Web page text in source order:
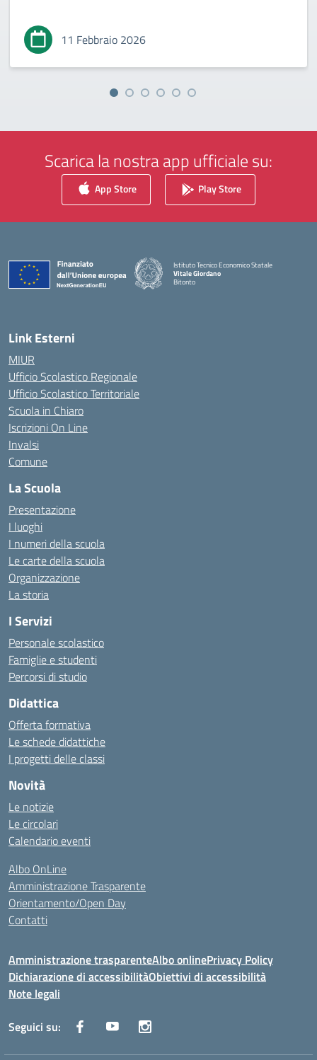
11 Febbraio 2026
Scarica la nostra app ufficiale su:
App Store Play Store
Istituto Tecnico Economico Statale
Vitale Giordano
Bitonto
Link Esterni
MIUR
Ufficio Scolastico Regionale
Ufficio Scolastico Territoriale
Scuola in Chiaro
Iscrizioni On Line
Invalsi
Comune
La Scuola
Presentazione
I luoghi
I numeri della scuola
Le carte della scuola
Organizzazione
La storia
I Servizi
Personale scolastico
Famiglie e studenti
Percorsi di studio
Didattica
Offerta formativa
Le schede didattiche
I progetti delle classi
Novità
Le notizie
Le circolari
Calendario eventi
Albo OnLine
Amministrazione Trasparente
Orientamento/Open Day
Contatti
Amministrazione trasparenteAlbo onlinePrivacy Policy
Dichiarazione di accessibilitàObiettivi di accessibilità
Note legali
Seguici su: